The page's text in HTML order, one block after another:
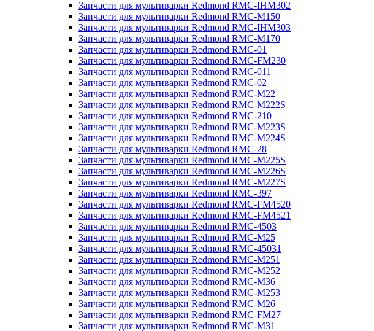
Запчасти для мультиварки Redmond RMC-IHM302
Запчасти для мультиварки Redmond RMC-M150
Запчасти для мультиварки Redmond RMC-IHM303
Запчасти для мультиварки Redmond RMC-M170
Запчасти для мультиварки Redmond RMC-01
Запчасти для мультиварки Redmond RMC-FM230
Запчасти для мультиварки Redmond RMC-011
Запчасти для мультиварки Redmond RMC-02
Запчасти для мультиварки Redmond RMC-M22
Запчасти для мультиварки Redmond RMC-M222S
Запчасти для мультиварки Redmond RMC-210
Запчасти для мультиварки Redmond RMC-M223S
Запчасти для мультиварки Redmond RMC-M224S
Запчасти для мультиварки Redmond RMC-28
Запчасти для мультиварки Redmond RMC-M225S
Запчасти для мультиварки Redmond RMC-M226S
Запчасти для мультиварки Redmond RMC-M227S
Запчасти для мультиварки Redmond RMC-397
Запчасти для мультиварки Redmond RMC-FM4520
Запчасти для мультиварки Redmond RMC-FM4521
Запчасти для мультиварки Redmond RMC-4503
Запчасти для мультиварки Redmond RMC-M25
Запчасти для мультиварки Redmond RMC-45031
Запчасти для мультиварки Redmond RMC-M251
Запчасти для мультиварки Redmond RMC-M252
Запчасти для мультиварки Redmond RMC-M36
Запчасти для мультиварки Redmond RMC-M253
Запчасти для мультиварки Redmond RMC-M26
Запчасти для мультиварки Redmond RMC-FM27
Запчасти для мультиварки Redmond RMC-M31